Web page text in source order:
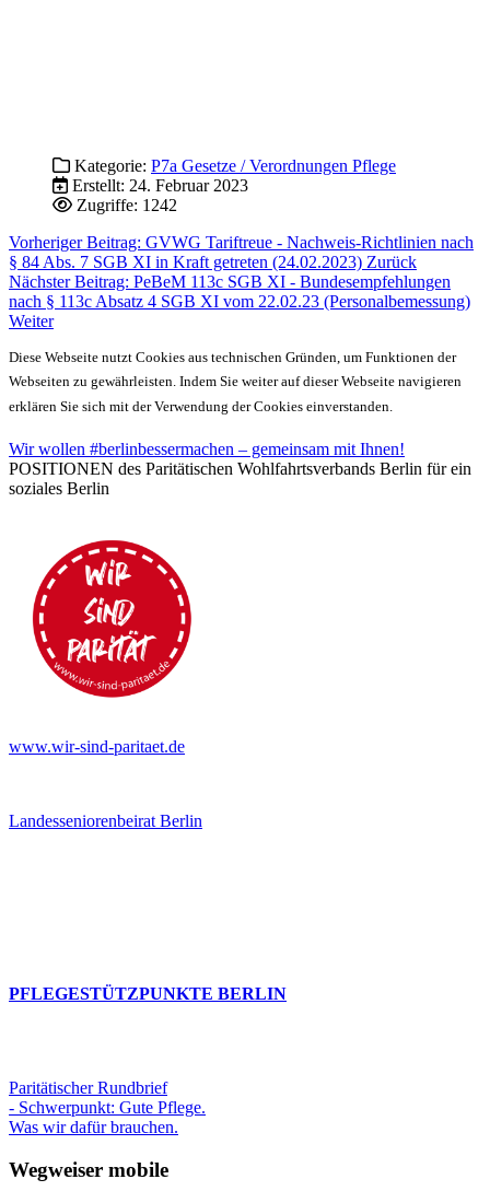
Kategorie: P7a Gesetze / Verordnungen Pflege
Erstellt: 24. Februar 2023
Zugriffe: 1242
Vorheriger Beitrag: GVWG Tariftreue - Nachweis-Richtlinien nach
§ 84 Abs. 7 SGB XI in Kraft getreten (24.02.2023) Zurück
Nächster Beitrag: PeBeM 113c SGB XI - Bundesempfehlungen
nach § 113c Absatz 4 SGB XI vom 22.02.23 (Personalbemessung)
Weiter
Diese Webseite nutzt Cookies aus technischen Gründen, um Funktionen der
Webseiten zu gewährleisten. Indem Sie weiter auf dieser Webseite navigieren
erklären Sie sich mit der Verwendung der Cookies einverstanden.
Wir wollen #berlinbessermachen – gemeinsam mit Ihnen!
POSITIONEN des Paritätischen Wohlfahrtsverbands Berlin für ein
soziales Berlin
www.wir-sind-paritaet.de
Landesseniorenbeirat Berlin
PFLEGESTÜTZPUNKTE BERLIN
Paritätischer Rundbrief
- Schwerpunkt: Gute Pflege.
Was wir dafür brauchen.
Wegweiser mobile